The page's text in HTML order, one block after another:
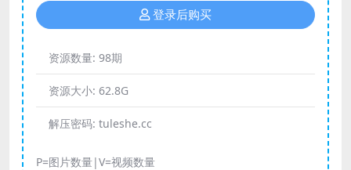
登录后购买
资源数量: 98期
资源大小: 62.8G
解压密码: tuleshe.cc
P=图片数量|V=视频数量